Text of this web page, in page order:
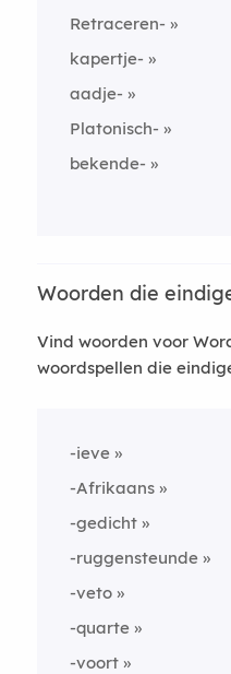
Retraceren-
kapertje-
aadje-
Platonisch-
bekende-
Woorden die
Vind woorden voor
woordspellen die
-ieve
-Afrikaans
-gedicht
-ruggensteunde
-veto
-quarte
-voort